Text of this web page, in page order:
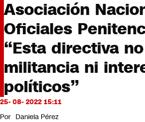
Cultura
Servicios
Bits
CNN tiempo
Futuro 360
Opinión
Asociación
Oficiales
“Esta directiva
militancia ni
políticos”
25- 08- 2022 15:11
Por Daniela Pérez